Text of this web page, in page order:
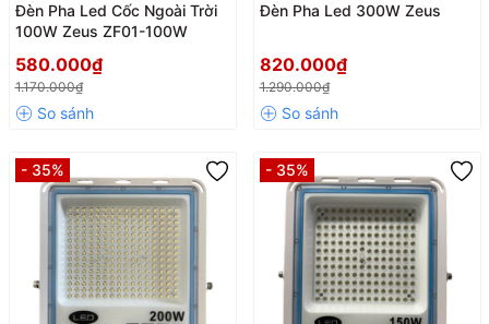
Đèn Pha Led Cốc Ngoài Trời
100W Zeus ZF01-100W
580.000₫
1.170.000₫
Đèn Pha Led 300W Zeus
820.000₫
1.290.000₫
- 35% - 35%